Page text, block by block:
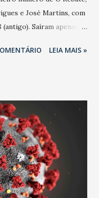
e José Martins, com
(antigo). Saíram apenas 22
do Recife-PE,
Camilo & Companhia,
1927 - Roubo
furtados também
Krause & Cia. 1927 -
da Standard Oil
esquina da Rua Major
Marquês do Herval
LEIA MAIS »